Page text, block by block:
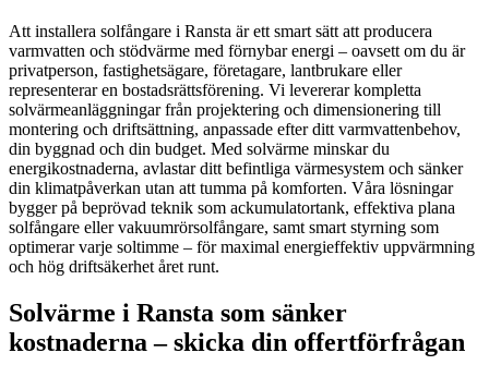
Att installera solfångare i Ransta är ett smart sätt att producera
varmvatten och stödvärme med förnybar energi – oavsett om du är
privatperson, fastighetsägare, företagare, lantbrukare eller
representerar en bostadsrättsförening. Vi levererar kompletta
solvärmeanläggningar från projektering och dimensionering till
montering och driftsättning, anpassade efter ditt varmvattenbehov,
din byggnad och din budget. Med solvärme minskar du
energikostnaderna, avlastar ditt befintliga värmesystem och sänker
din klimatpåverkan utan att tumma på komforten. Våra lösningar
bygger på beprövad teknik som ackumulatortank, effektiva plana
solfångare eller vakuumrörsolfångare, samt smart styrning som
optimerar varje soltimme – för maximal energieffektiv uppvärmning
och hög driftsäkerhet året runt.
Solvärme i Ransta som sänker
kostnaderna – skicka din offertförfrågan